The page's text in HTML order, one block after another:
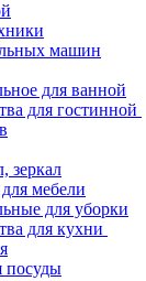
машин
для ванной
для гостинной
зеркал
мебели
для уборки
для кухни
посуды